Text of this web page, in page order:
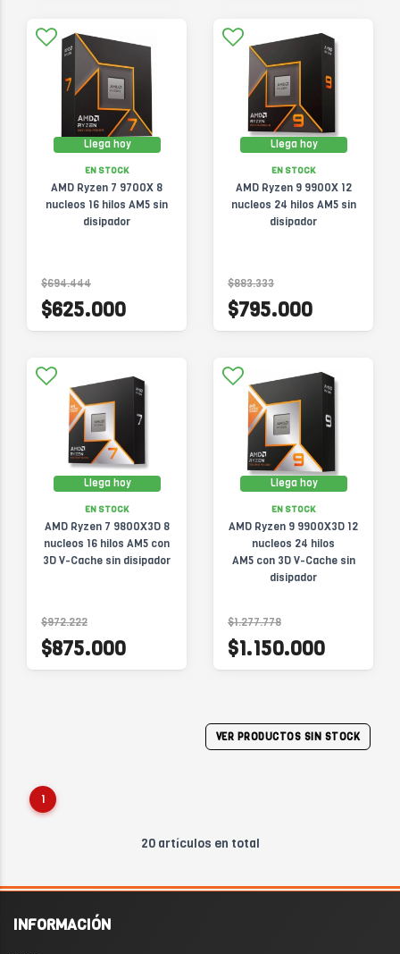
Llega hoy
EN STOCK
AMD Ryzen 7 9700X 8
nucleos 16 hilos AM5 sin
disipador
$694.444
$625.000
Llega hoy
EN STOCK
AMD Ryzen 9 9900X 12
nucleos 24 hilos AM5 sin
disipador
$883.333
$795.000
Llega hoy
EN STOCK
AMD Ryzen 7 9800X3D 8
nucleos 16 hilos AM5 con
3D V-Cache sin disipador
$972.222
$875.000
Llega hoy
EN STOCK
AMD Ryzen 9 9900X3D 12
nucleos 24 hilos
AM5 con 3D V-Cache sin
disipador
$1.277.778
$1.150.000
VER PRODUCTOS SIN STOCK
1
20 artículos en total
INFORMACIÓN